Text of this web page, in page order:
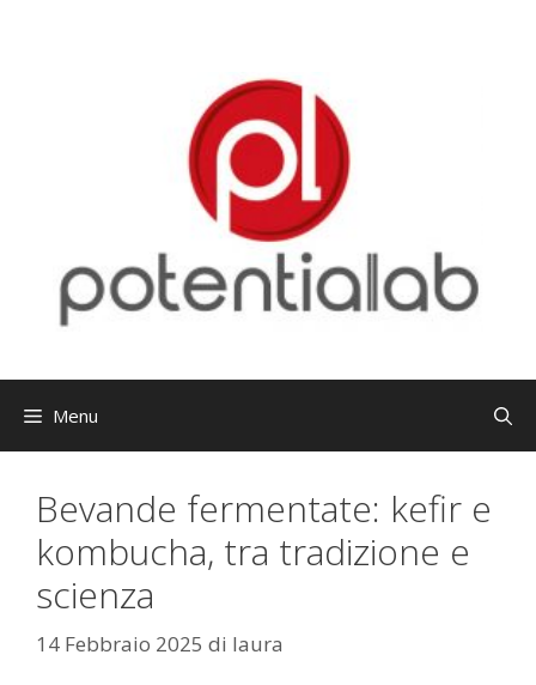
Menu
Bevande fermentate: kefir e
kombucha, tra tradizione e
scienza
14 Febbraio 2025 di laura